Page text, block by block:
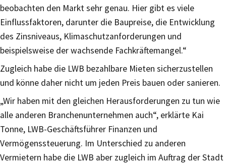
beobachten den Markt sehr genau. Hier gibt es viele
Einflussfaktoren, darunter die Baupreise, die Entwicklung
des Zinsniveaus, Klimaschutzanforderungen und
beispielsweise der wachsende Fachkräftemangel.“
Zugleich habe die LWB bezahlbare Mieten sicherzustellen
und könne daher nicht um jeden Preis bauen oder sanieren.
„Wir haben mit den gleichen Herausforderungen zu tun wie
alle anderen Branchenunternehmen auch“, erklärte Kai
Tonne, LWB-Geschäftsführer Finanzen und
Vermögenssteuerung. Im Unterschied zu anderen
Vermietern habe die LWB aber zugleich im Auftrag der Stadt